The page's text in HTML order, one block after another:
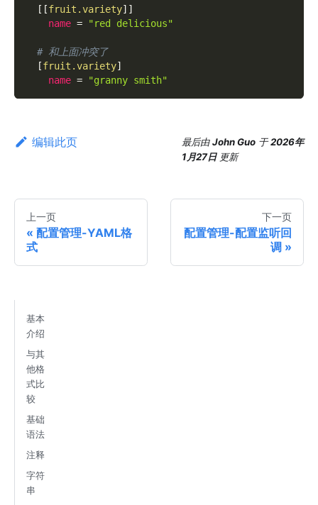
[ [fruit.variety] ]
name = "red delicious"
# 和上面冲突了
[fruit.variety]
name = "granny smith"
编辑此页 最后由John Guo 于2026年
1月27日 更新
上一页
配置管理-YAML格
式
下一页
配置管理-配置监听回
调
基本
介绍
与其
他格
式比
较
基础
语法
注释
字符
串